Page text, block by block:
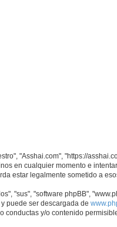
"Asshai.com", "https://
en cualquier momento e
estar legalmente sometido a
"sus", "software phpBB",
puede ser descargada de
y/o contenido